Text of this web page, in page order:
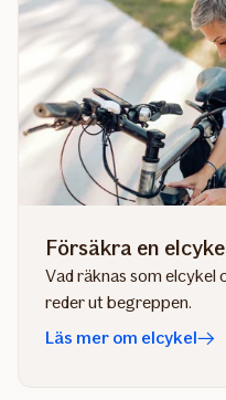
Försäkra en
Vad räknas som elcykel
reder ut begreppen.
Läs mer om elcykel